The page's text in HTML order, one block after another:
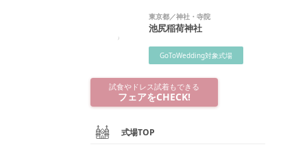
東京都／神社・寺院
池尻稲荷神社
GoToWedding対象式場
試食やドレス試着もできる
フェアをCHECK!
式場TOP